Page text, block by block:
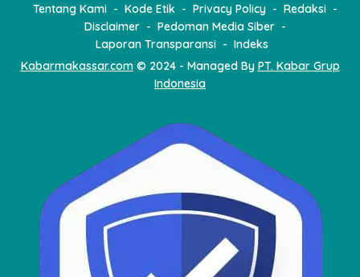
Tentang Kami Kode Etik Privacy Policy
Redaksi
Disclaimer
Pedoman Media Siber
Laporan Transparansi
Indeks
Kabarmakassar.com© 2024 - Managed By PT. Kabar Grup
Indonesia